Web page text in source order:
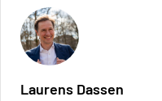
Laurens Dassen